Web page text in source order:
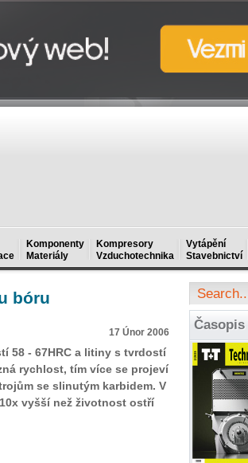
Komponenty
Materiály
Kompresory
Vzduchotechnika
Vytápění
Stavebnictví
bóru
17 Únor 2006
58 - 67HRC a litiny s tvrdostí
rychlost, tím více se projeví
se slinutým karbidem. V
vyšší než životnost ostří
Časopis